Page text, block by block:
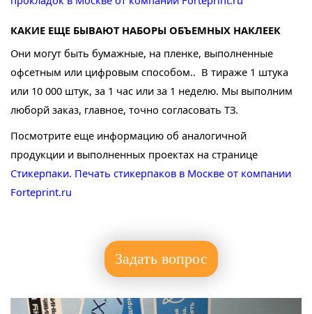
КАКИЕ ЕЩЕ БЫВАЮТ НАБОРЫ ОБЪЕМНЫХ НАКЛЕЕК
Они могут быть бумажные, на пленке, выполненные
офсетным или цифровым способом.. В тираже 1 штука
или 10 000 штук, за 1 час или за 1 неделю. Мы выполним
люборй заказ, главное, точно согласовать ТЗ.
Посмотрите еще информацию об аналогичной
продукции и выполненных проектах на странице
Стикерпаки. Печать стикерпаков в Москве от компании
Forteprint.ru
Задать вопрос